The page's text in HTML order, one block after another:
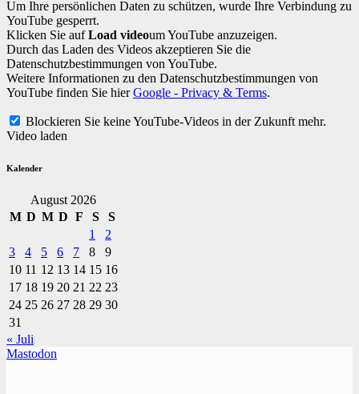
Um Ihre persönlichen Daten zu schützen, wurde Ihre Verbindung zu
YouTube gesperrt.
Klicken Sie aufLoad videoum YouTube anzuzeigen.
Durch das Laden des Videos akzeptieren Sie die
Datenschutzbestimmungen von YouTube.
Weitere Informationen zu den Datenschutzbestimmungen von
YouTube finden Sie hierGoogle - Privacy & Terms.
Blockieren Sie keine YouTube-Videos in der Zukunft mehr.
Video laden
Kalender
August 2026
M D M D F S
S
1
2
3
4 5 6 7 8
9
10 11 12 13 14 15 16
17 18 19 20 21 22 23
24 25 26 27 28 29 30
31
« Juli
Mastodon